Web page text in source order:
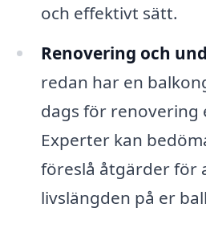
och effektivt sätt.
Renovering och
redan har en
dags för renovering
Experter kan
föreslå åtgärder för
livslängden på er